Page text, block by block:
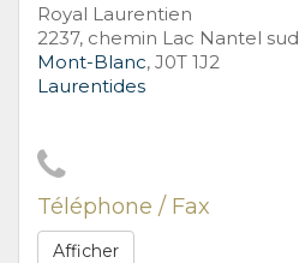
Royal Laurentien
2237, chemin Lac Nantel sud
Mont-Blanc, J0T 1J2
Laurentides
Téléphone / Fax
Afficher